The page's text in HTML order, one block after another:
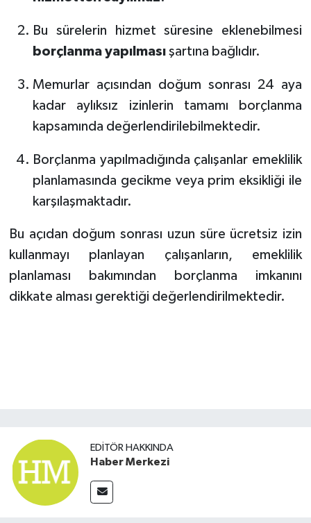
Bu sürelerin hizmet süresine eklenebilmesi
borçlanma yapılmasışartına bağlıdır.
Memurlar açısından doğum sonrası 24 aya
kadar aylıksız izinlerin tamamı borçlanma
kapsamında değerlendirilebilmektedir.
Borçlanma yapılmadığında çalışanlar emeklilik
planlamasında gecikme veya prim eksikliği ile
karşılaşmaktadır.
Bu açıdan doğum sonrası uzun süre ücretsiz izin
kullanmayı planlayan çalışanların, emeklilik
planlaması bakımından borçlanma imkanını
dikkate alması gerektiği değerlendirilmektedir.
EDITÖR HAKKINDA
Haber Merkezi